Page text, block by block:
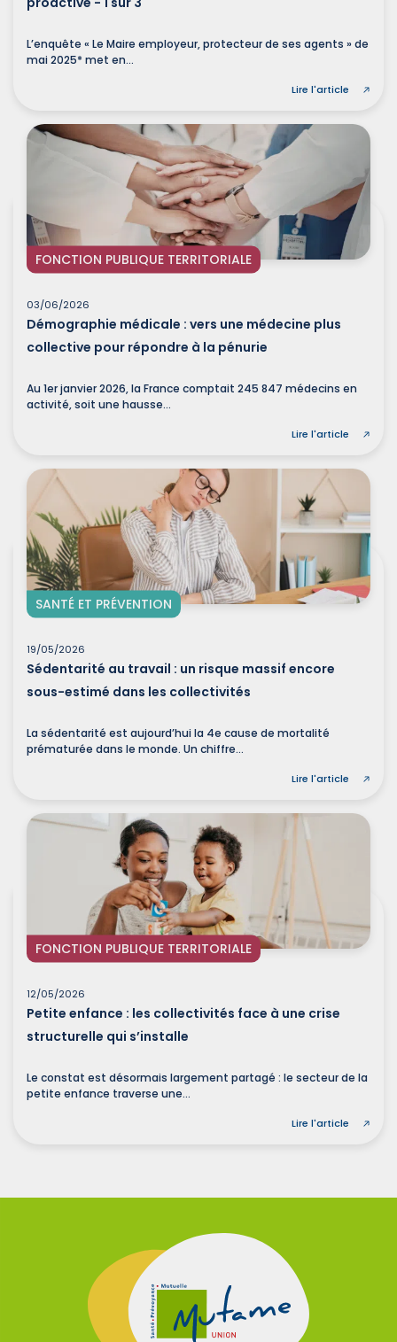
L’enquête « Le Maire employeur, protecteur de ses agents » de
mai 2025* met en...
Lire l'article
FONCTION PUBLIQUE TERRITORIALE
03/06/2026
Démographie médicale : vers une médecine plus
collective pour répondre à la pénurie
Au 1er janvier 2026, la France comptait 245 847 médecins en
activité, soit une hausse...
Lire l'article
SANTÉ ET PRÉVENTION
19/05/2026
Sédentarité au travail : un risque massif encore
sous-estimé dans les collectivités
La sédentarité est aujourd’hui la 4e cause de mortalité
prématurée dans le monde. Un chiffre...
Lire l'article
FONCTION PUBLIQUE TERRITORIALE
12/05/2026
Petite enfance : les collectivités face à une crise
structurelle qui s’installe
Le constat est désormais largement partagé : le secteur de la
petite enfance traverse une...
Lire l'article